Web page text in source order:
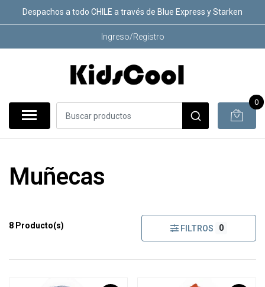
Despachos a todo CHILE a través de Blue Express y Starken
Ingreso/Registro
0
Muñecas
8 Producto(s) FILTROS 0